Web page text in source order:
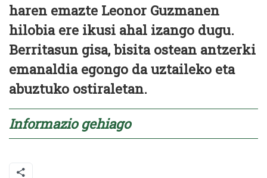
haren emazte Leonor Guzmanen
hilobia ere ikusi ahal izango dugu.
Berritasun gisa, bisita ostean antzerki
emanaldia egongo da uztaileko eta
abuztuko ostiraletan.
Informazio gehiago